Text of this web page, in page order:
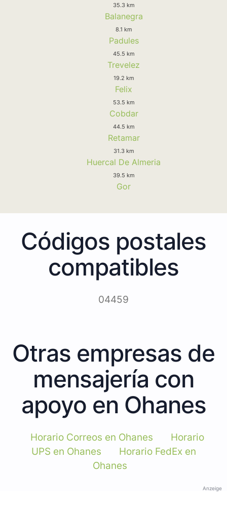
35.3 km
Balanegra
8.1 km
Padules
45.5 km
Trevelez
19.2 km
Felix
53.5 km
Cobdar
44.5 km
Retamar
31.3 km
Huercal De Almeria
39.5 km
Gor
Códigos postales
compatibles
04459
Otras empresas de
mensajería con
apoyo en Ohanes
Horario Correos en Ohanes
Horario
UPS en Ohanes
Horario FedEx en
Ohanes
Anzeige